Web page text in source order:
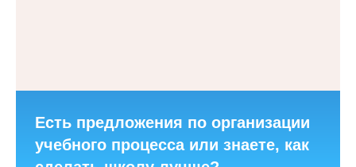
Есть предложения по организации
учебного процесса или знаете, как